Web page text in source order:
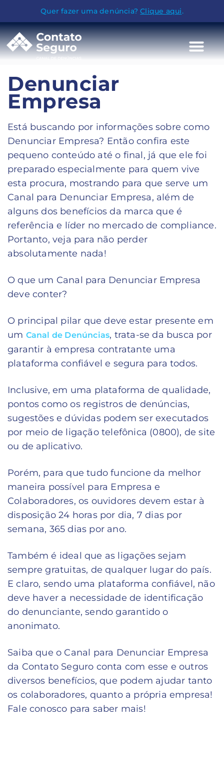
Quer fazer uma denúncia?Clique aqui.
Denunciar
Empresa
Está buscando por informações sobre como
Denunciar Empresa? Então confira este
pequeno conteúdo até o final, já que ele foi
preparado especialmente para quem vive
esta procura, mostrando para que serve um
Canal para Denunciar Empresa, além de
alguns dos benefícios da marca que é
referência e líder no mercado de compliance.
Portanto, veja para não perder
absolutamente nada!
O que um Canal para Denunciar Empresa
deve conter?
O principal pilar que deve estar presente em
um Canal de Denúncias, trata-se da busca por
garantir à empresa contratante uma
plataforma confiável e segura para todos.
Inclusive, em uma plataforma de qualidade,
pontos como os registros de denúncias,
sugestões e dúvidas podem ser executados
por meio de ligação telefônica (0800), de site
ou de aplicativo.
Porém, para que tudo funcione da melhor
maneira possível para Empresa e
Colaboradores, os ouvidores devem estar à
disposição 24 horas por dia, 7 dias por
semana, 365 dias por ano.
Também é ideal que as ligações sejam
sempre gratuitas, de qualquer lugar do país.
E claro, sendo uma plataforma confiável, não
deve haver a necessidade de identificação
do denunciante, sendo garantido o
anonimato.
Saiba que o Canal para Denunciar Empresa
da Contato Seguro conta com esse e outros
diversos benefícios, que podem ajudar tanto
os colaboradores, quanto a própria empresa!
Fale conosco para saber mais!